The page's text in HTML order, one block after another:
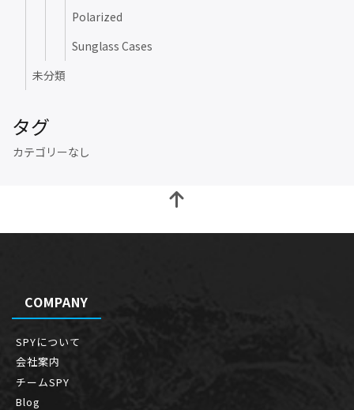
Polarized
Sunglass Cases
未分類
タグ
カテゴリーなし
COMPANY
SPYについて
会社案内
チームSPY
Blog